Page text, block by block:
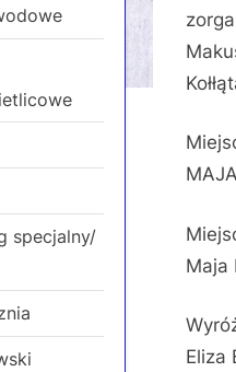
Maja
Eliza
specjalny/